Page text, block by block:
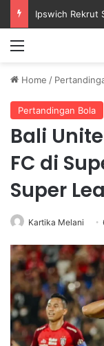
Home /
Pertandingan Bola
Bali
FC di
Super
Kartika Melani